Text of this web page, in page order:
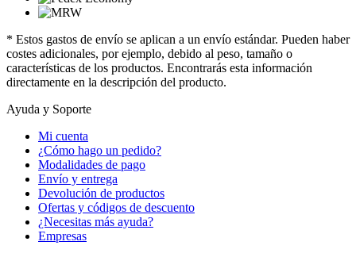
* Estos gastos de envío se aplican a un envío estándar. Pueden haber
costes adicionales, por ejemplo, debido al peso, tamaño o
características de los productos. Encontrarás esta información
directamente en la descripción del producto.
Ayuda y Soporte
Mi cuenta
¿Cómo hago un pedido?
Modalidades de pago
Envío y entrega
Devolución de productos
Ofertas y códigos de descuento
¿Necesitas más ayuda?
Empresas